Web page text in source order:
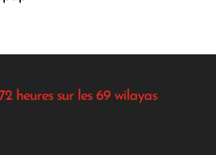
heures sur les 69 wilayas